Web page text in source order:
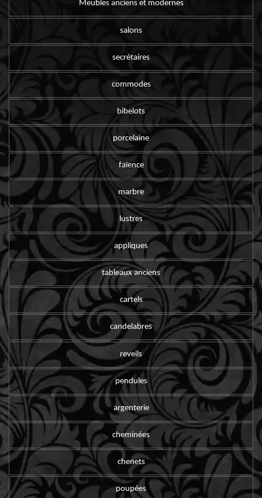
Meubles anciens et modernes
salons
secrétaires
commodes
bibelots
porcelaine
faïence
marbre
lustres
appliques
tableaux anciens
cartels
candelabres
reveils
pendules
argenterie
cheminées
chenets
poupées